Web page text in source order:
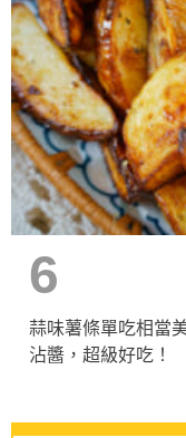
6
蒜味薯條單吃相當
沾醬，超級好吃！